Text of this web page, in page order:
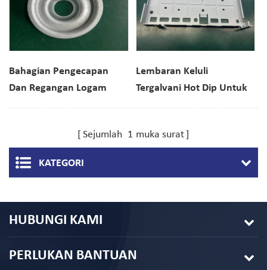
Bahagian Pengecapan
Dan Regangan Logam
Lembaran Keluli
Tergalvani Hot Dip Untuk
Sejumlah 1 muka surat
KATEGORI
HUBUNGI KAMI
PERLUKAN BANTUAN